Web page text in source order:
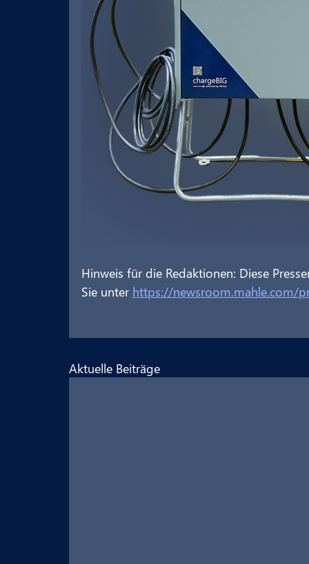
Hinweis für die Redaktionen: Diese
Sie unter https://newsroom.mahle.com/
Aktuelle Beiträge